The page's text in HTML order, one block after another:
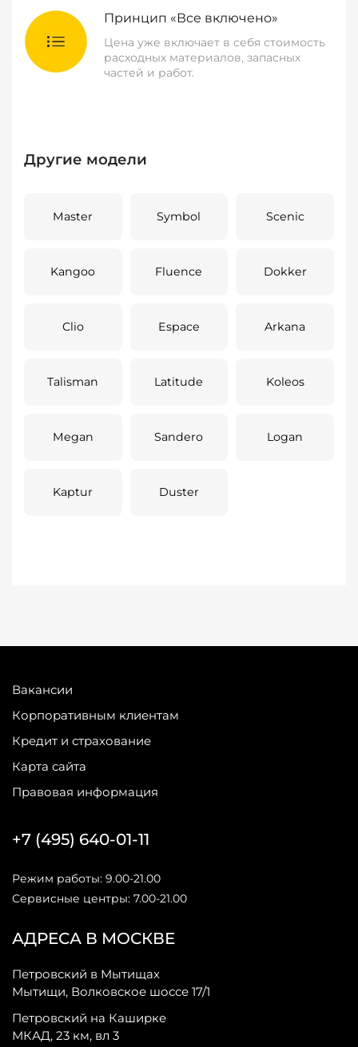
Принцип «Все включено»
Цена уже включает в себя стоимость
расходных материалов, запасных
частей и работ.
Другие модели
Master Symbol Scenic
Kangoo Fluence Dokker
Clio Espace Arkana
Talisman Latitude Koleos
Megan Sandero Logan
Kaptur Duster
Вакансии
Корпоративным клиентам
Кредит и страхование
Карта сайта
Правовая информация
АДРЕСА В МОСКВЕ
Петровский в Мытищах
Мытищи, Волковское шоссе 17/1
Петровский на Каширке
МКАД, 23 км, вл 3
+7 (495) 640-01-11
Режим работы: 9.00-21.00
Сервисные центры: 7.00-21.00